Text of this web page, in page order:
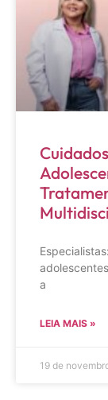
a
LEIA MAIS »
19 de